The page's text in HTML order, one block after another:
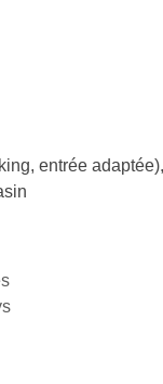
entrée adaptée),